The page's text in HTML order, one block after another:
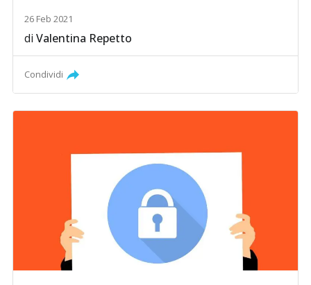
26 Feb 2021
diValentina Repetto
Condividi